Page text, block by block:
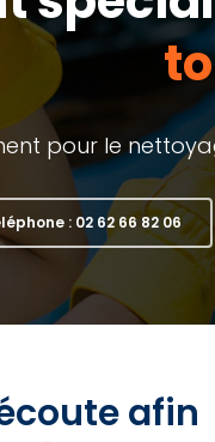
pour le
: 02 62 66 82 06
afin